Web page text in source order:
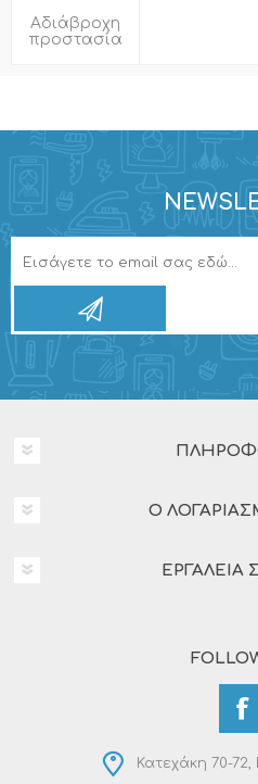
Αδιάβροχη
προστασία
Ο
ΕΡΓΑΛΕΊΑ
Κατεχάκη 70-72,